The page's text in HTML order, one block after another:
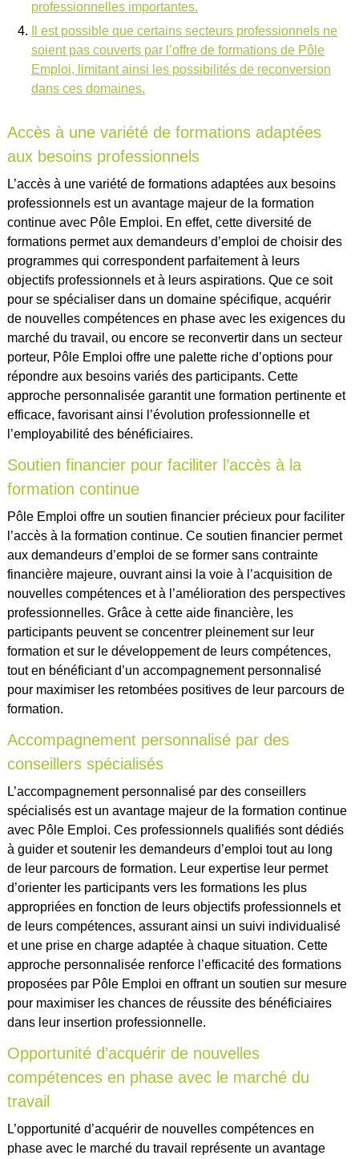
professionnelles importantes.
Il est possible que certains secteurs professionnels ne
soient pas couverts par l’offre de formations de Pôle
Emploi, limitant ainsi les possibilités de reconversion
dans ces domaines.
Accès à une variété de formations adaptées
aux besoins professionnels
L’accès à une variété de formations adaptées aux besoins
professionnels est un avantage majeur de la formation
continue avec Pôle Emploi. En effet, cette diversité de
formations permet aux demandeurs d’emploi de choisir des
programmes qui correspondent parfaitement à leurs
objectifs professionnels et à leurs aspirations. Que ce soit
pour se spécialiser dans un domaine spécifique, acquérir
de nouvelles compétences en phase avec les exigences du
marché du travail, ou encore se reconvertir dans un secteur
porteur, Pôle Emploi offre une palette riche d’options pour
répondre aux besoins variés des participants. Cette
approche personnalisée garantit une formation pertinente et
efficace, favorisant ainsi l’évolution professionnelle et
l’employabilité des bénéficiaires.
Soutien financier pour faciliter l’accès à la
formation continue
Pôle Emploi offre un soutien financier précieux pour faciliter
l’accès à la formation continue. Ce soutien financier permet
aux demandeurs d’emploi de se former sans contrainte
financière majeure, ouvrant ainsi la voie à l’acquisition de
nouvelles compétences et à l’amélioration des perspectives
professionnelles. Grâce à cette aide financière, les
participants peuvent se concentrer pleinement sur leur
formation et sur le développement de leurs compétences,
tout en bénéficiant d’un accompagnement personnalisé
pour maximiser les retombées positives de leur parcours de
formation.
Accompagnement personnalisé par des
conseillers spécialisés
L’accompagnement personnalisé par des conseillers
spécialisés est un avantage majeur de la formation continue
avec Pôle Emploi. Ces professionnels qualifiés sont dédiés
à guider et soutenir les demandeurs d’emploi tout au long
de leur parcours de formation. Leur expertise leur permet
d’orienter les participants vers les formations les plus
appropriées en fonction de leurs objectifs professionnels et
de leurs compétences, assurant ainsi un suivi individualisé
et une prise en charge adaptée à chaque situation. Cette
approche personnalisée renforce l’efficacité des formations
proposées par Pôle Emploi en offrant un soutien sur mesure
pour maximiser les chances de réussite des bénéficiaires
dans leur insertion professionnelle.
Opportunité d’acquérir de nouvelles
compétences en phase avec le marché du
travail
L’opportunité d’acquérir de nouvelles compétences en
phase avec le marché du travail représente un avantage